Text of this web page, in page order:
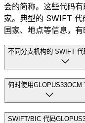
会的简称。这些代码
家。典型的 SWIFT 代
国家、地点等信息，有
不同分支机构的 SWIFT 代
何时使用GLOPUS33OCM
SWIFT/BIC 代码